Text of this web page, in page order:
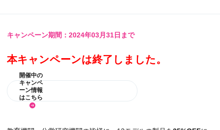
キャンペーン期間：2024年03月31日まで
本キャンペーンは終了しました。
開催中の
キャンペ
ーン情報
はこちら